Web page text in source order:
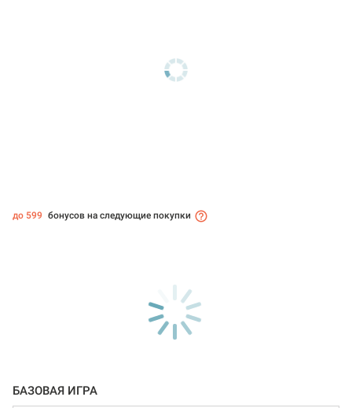
до 599 бонусов на следующие покупки
БАЗОВАЯ ИГРА